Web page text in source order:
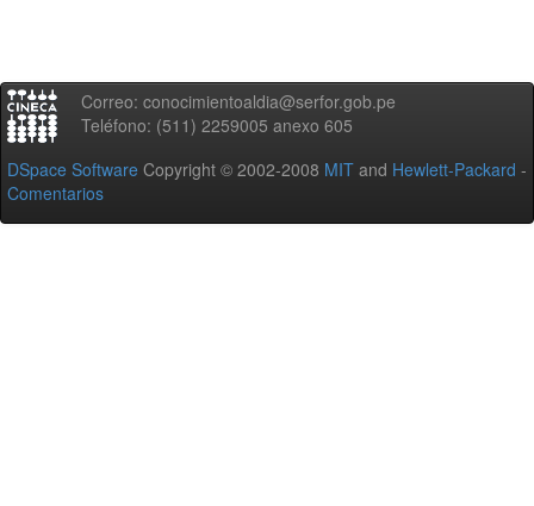
Correo: conocimientoaldia@serfor.gob.pe
Teléfono: (511) 2259005 anexo 605
DSpace Software Copyright © 2002-2008 MIT and Hewlett-Packard -
Comentarios